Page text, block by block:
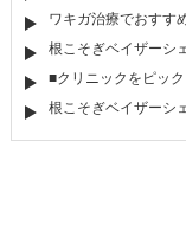
ワキガ治療でおすす
根こそぎベイザーシ
■クリニックをピッ
根こそぎベイザーシ